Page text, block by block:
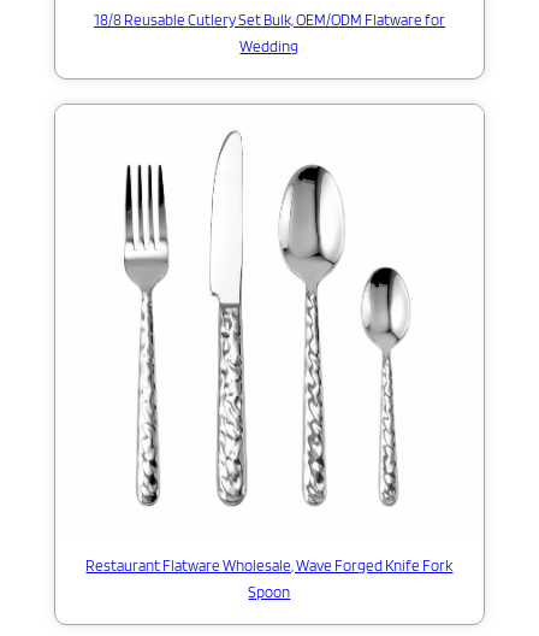
18/8 Reusable Cutlery Set Bulk, OEM/ODM Flatware for
Wedding
Restaurant Flatware Wholesale, Wave Forged Knife Fork
Spoon